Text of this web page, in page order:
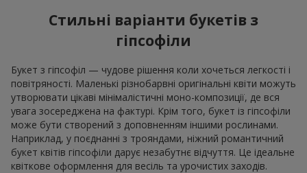
Стильні варіанти букетів з
гіпсофіли
Букет з гіпсофіл — чудове рішення коли хочеться легкості і
повітряності. Маленькі різнобарвні оригінальні квіти можуть
утворювати цікаві мінімалістичні моно-композиції, де вся
увага зосереджена на фактурі. Крім того, букет із гіпсофіли
може бути створений з доповненням іншими рослинами.
Наприклад, у поєднанні з трояндами, ніжний романтичний
букет квітів гіпсофіли дарує незабутнє відчуття. Це ідеальне
квіткове оформлення для весіль та урочистих заходів.